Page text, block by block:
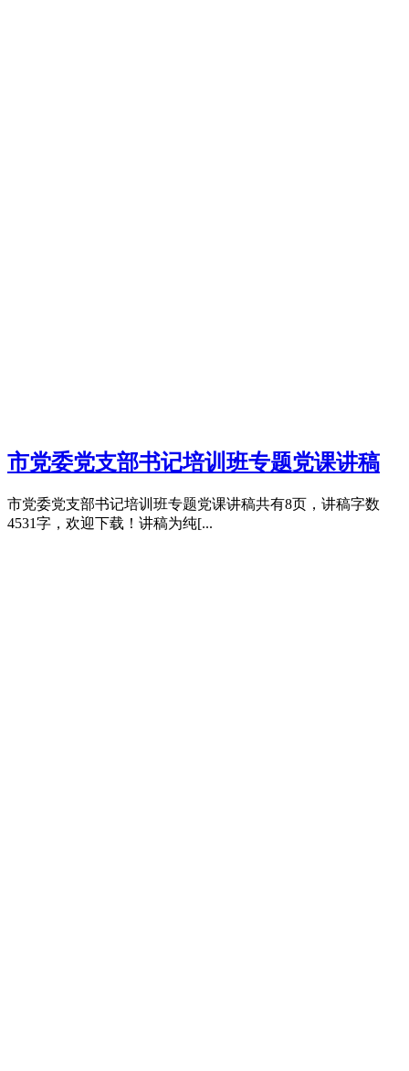
市党委党支部书记培训班专题党课讲稿
市党委党支部书记培训班专题党课讲稿共有8页，讲稿字数
4531字，欢迎下载！讲稿为纯[...